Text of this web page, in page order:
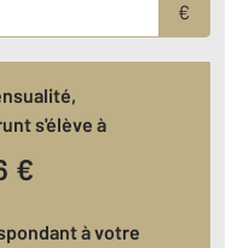
€
s'élève à
€